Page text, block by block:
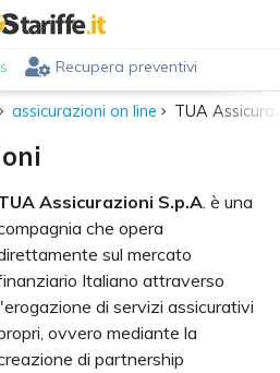
Recupera preventivi
assicurazioni on line TUA
Assicurazioni S.p.A. è una
che opera
sul mercato
Italiano attraverso
di servizi assicurativi
ovvero mediante la
di partnership